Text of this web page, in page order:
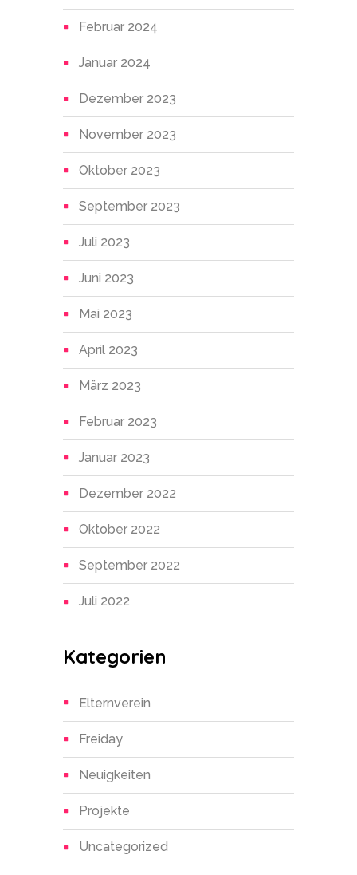
Februar 2024
Januar 2024
Dezember 2023
November 2023
Oktober 2023
September 2023
Juli 2023
Juni 2023
Mai 2023
April 2023
März 2023
Februar 2023
Januar 2023
Dezember 2022
Oktober 2022
September 2022
Juli 2022
Kategorien
Elternverein
Freiday
Neuigkeiten
Projekte
Uncategorized